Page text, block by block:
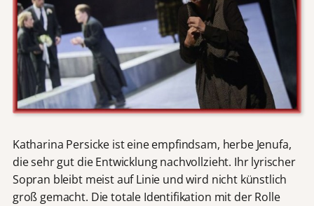
Katharina Persicke ist eine empfindsam, herbe Jenufa,
die sehr gut die Entwicklung nachvollzieht. Ihr lyrischer
Sopran bleibt meist auf Linie und wird nicht künstlich
groß gemacht. Die totale Identifikation mit der Rolle